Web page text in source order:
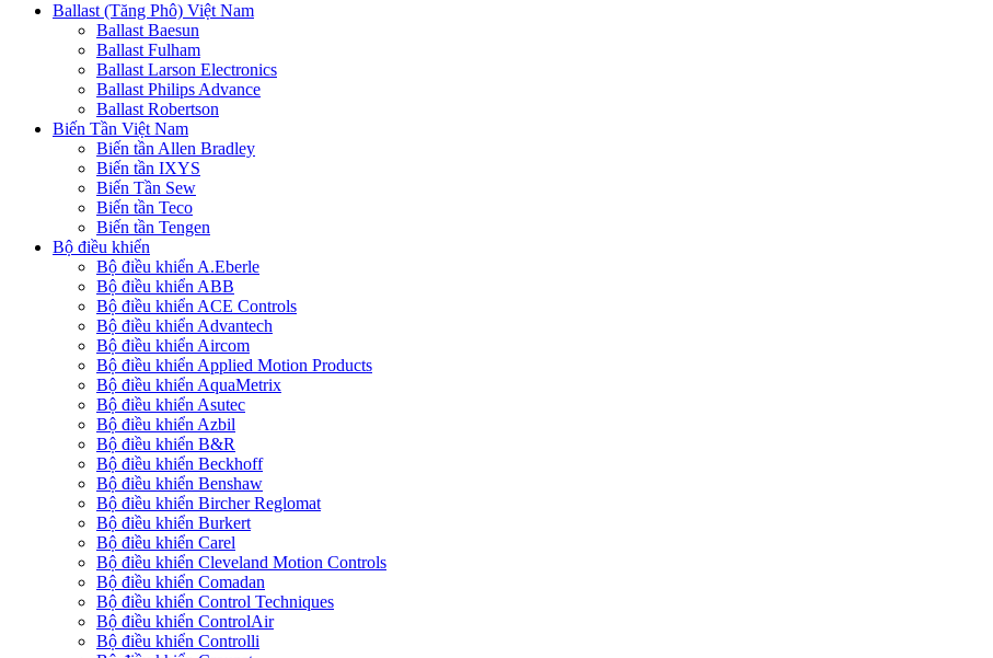
Ballast (Tăng Phô) Việt Nam
Ballast Baesun
Ballast Fulham
Ballast Larson Electronics
Ballast Philips Advance
Ballast Robertson
Biến Tần Việt Nam
Biến tần Allen Bradley
Biến tần IXYS
Biến Tần Sew
Biến tần Teco
Biến tần Tengen
Bộ điều khiển
Bộ điều khiển A.Eberle
Bộ điều khiển ABB
Bộ điều khiển ACE Controls
Bộ điều khiển Advantech
Bộ điều khiển Aircom
Bộ điều khiển Applied Motion Products
Bộ điều khiển AquaMetrix
Bộ điều khiển Asutec
Bộ điều khiển Azbil
Bộ điều khiển B&R
Bộ điều khiển Beckhoff
Bộ điều khiển Benshaw
Bộ điều khiển Bircher Reglomat
Bộ điều khiển Burkert
Bộ điều khiển Carel
Bộ điều khiển Cleveland Motion Controls
Bộ điều khiển Comadan
Bộ điều khiển Control Techniques
Bộ điều khiển ControlAir
Bộ điều khiển Controlli